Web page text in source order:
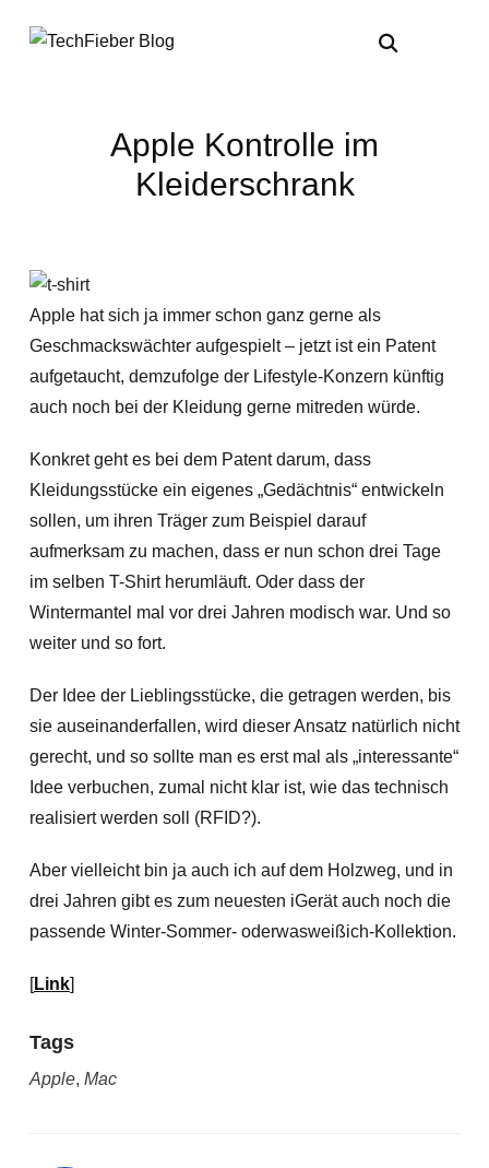
Apple Kontrolle im
Kleiderschrank
Apple hat sich ja immer schon ganz gerne als
Geschmackswächter aufgespielt – jetzt ist ein Patent
aufgetaucht, demzufolge der Lifestyle-Konzern künftig
auch noch bei der Kleidung gerne mitreden würde.
Konkret geht es bei dem Patent darum, dass
Kleidungsstücke ein eigenes „Gedächtnis“ entwickeln
sollen, um ihren Träger zum Beispiel darauf
aufmerksam zu machen, dass er nun schon drei Tage
im selben T-Shirt herumläuft. Oder dass der
Wintermantel mal vor drei Jahren modisch war. Und so
weiter und so fort.
Der Idee der Lieblingsstücke, die getragen werden, bis
sie auseinanderfallen, wird dieser Ansatz natürlich nicht
gerecht, und so sollte man es erst mal als „interessante“
Idee verbuchen, zumal nicht klar ist, wie das technisch
realisiert werden soll (RFID?).
Aber vielleicht bin ja auch ich auf dem Holzweg, und in
drei Jahren gibt es zum neuesten iGerät auch noch die
passende Winter-Sommer- oderwasweißich-Kollektion.
[Link]
Tags
Apple, Mac